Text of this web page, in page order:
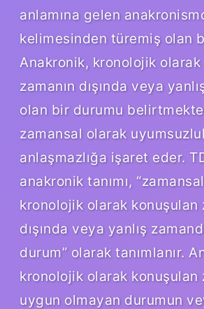
anlamına gelen
kelimesinden türemiş olan
Anakronik, kronolojik
zamanın dışında veya
olan bir durumu
zamansal olarak
anlaşmazlığa işaret eder.
anakronik tanımı,
kronolojik olarak konuşulan
dışında veya yanlış
durum” olarak tanımlanır.
kronolojik olarak konuşulan
uygun olmayan durumun